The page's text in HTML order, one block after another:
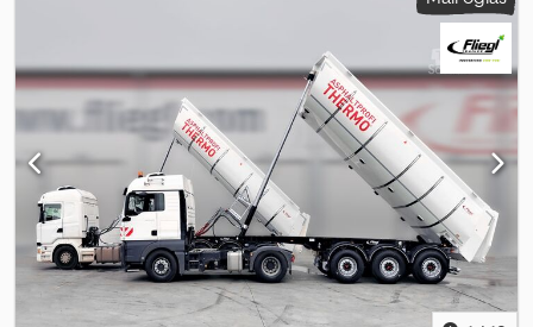
upravljanje itd. Šasija dostupna sa: Crsdpjvw Hk Sefx Aipof zadnja
upravljačka osovina prisilno upravljanje duple gume itd. Moguća
opcionalna oprema. Navedena cena se odnosi na osnovno vozilo
u dvookosinskoj izvedbi. Na zahtev dobijate odgovarajuću ponudu
za Vašu primenu. Dodatne informacije na upit.